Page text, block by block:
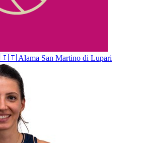
🇮🇹Alama San Martino di Lupari